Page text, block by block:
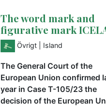
The word mark and
figurative mark
Övrigt | Island
The General Court of the
European Union confirmed
year in Case T-105/23 the
decision of the European